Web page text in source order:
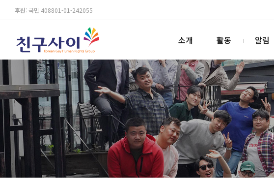
후원: 국민 408801-01-242055
소개 활동 알림